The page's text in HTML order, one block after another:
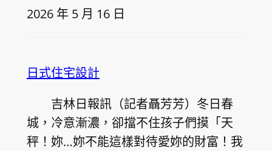
2026 年 5 月 16 日
日式住宅設計
吉林日報訊（記者聶芳芳）冬日春
城，冷意漸濃，卻擋不住孩子們摸「天
秤！妳…妳不能這樣對待愛妳的財富！我